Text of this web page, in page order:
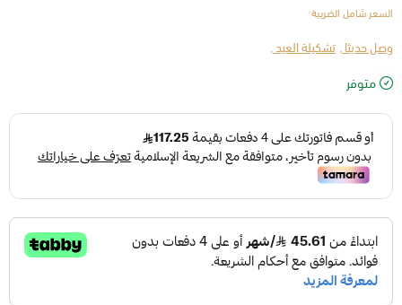
السعر شامل الضريبة
وصل حديثا , تشكيلة العيد ,
متوفر